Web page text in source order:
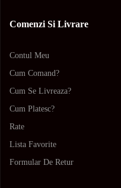
Comenzi Si Livrare
Contul Meu
Cum Comand?
Cum Se Livreaza?
Cum Platesc?
Rate
Lista Favorite
Formular De Retur